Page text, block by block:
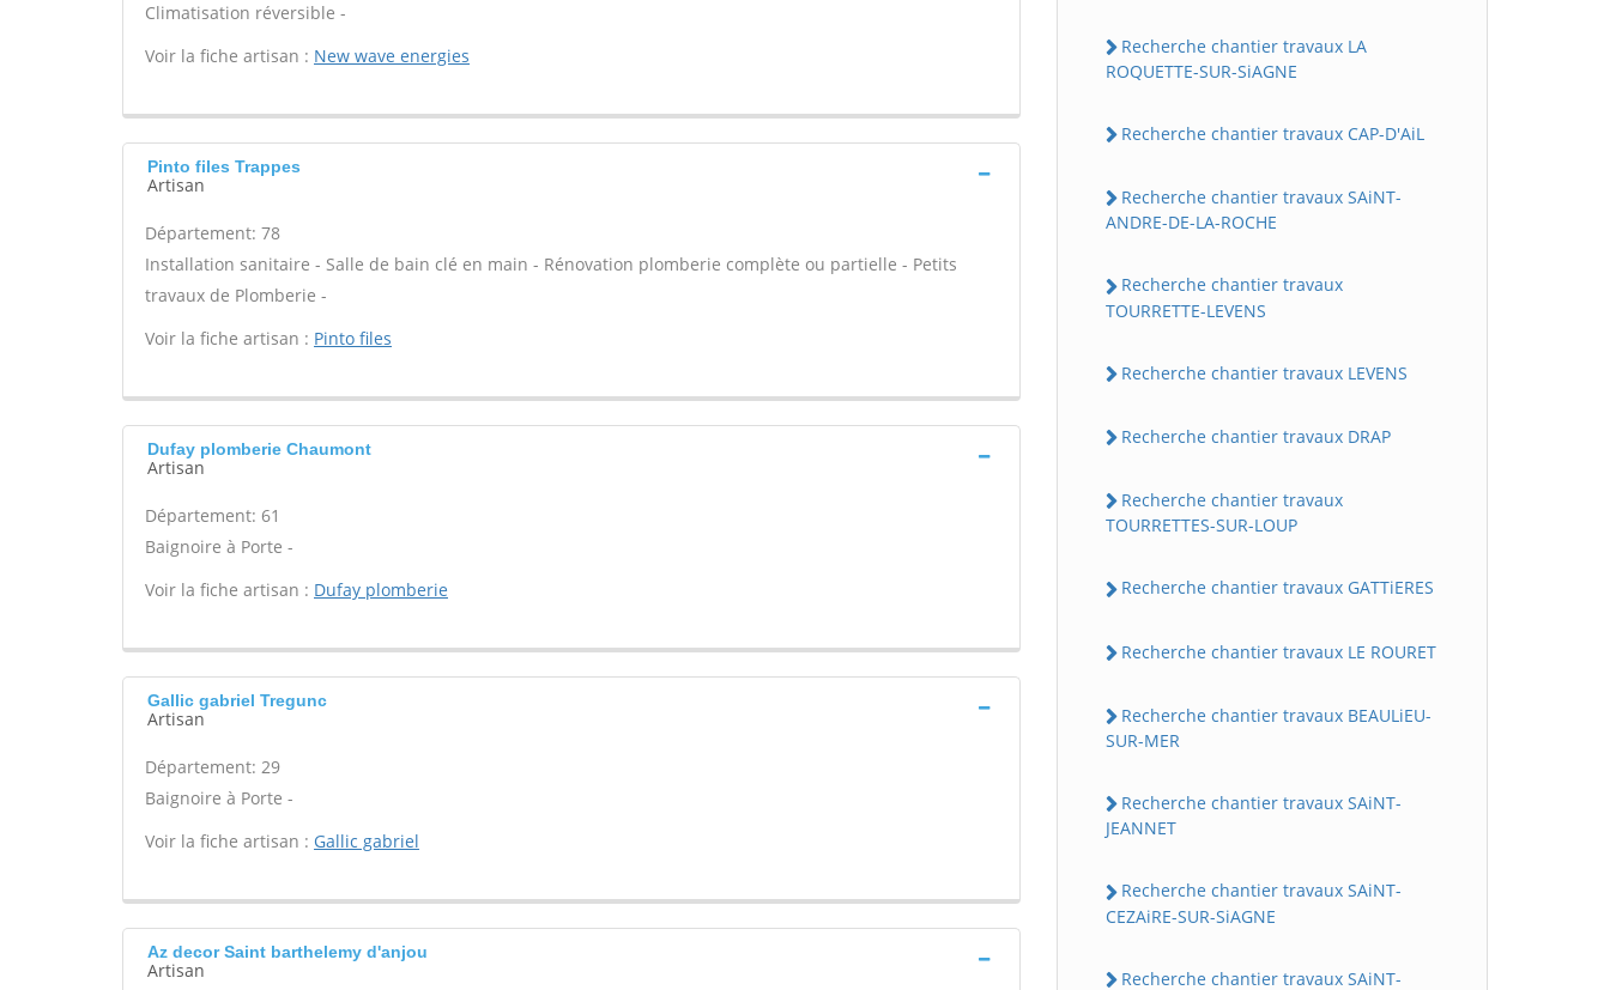
Climatisation réversible -
Voir la fiche artisan : New wave energies
Pinto files Trappes
Artisan
Département: 78
Installation sanitaire - Salle de bain clé en main - Rénovation plomberie complète ou partielle - Petits
travaux de Plomberie -
Voir la fiche artisan : Pinto files
Dufay plomberie Chaumont
Artisan
Département: 61
Baignoire à Porte -
Voir la fiche artisan : Dufay plomberie
Gallic gabriel Tregunc
Artisan
Département: 29
Baignoire à Porte -
Voir la fiche artisan : Gallic gabriel
Az decor Saint barthelemy d'anjou
Artisan
Recherche chantier travaux LA
ROQUETTE-SUR-SiAGNE
Recherche chantier travaux CAP-D'AiL
Recherche chantier travaux SAiNT-
ANDRE-DE-LA-ROCHE
Recherche chantier travaux
TOURRETTE-LEVENS
Recherche chantier travaux LEVENS
Recherche chantier travaux DRAP
Recherche chantier travaux
TOURRETTES-SUR-LOUP
Recherche chantier travaux GATTiERES
Recherche chantier travaux LE ROURET
Recherche chantier travaux BEAULiEU-
SUR-MER
Recherche chantier travaux SAiNT-
JEANNET
Recherche chantier travaux SAiNT-
CEZAiRE-SUR-SiAGNE
Recherche chantier travaux SAiNT-